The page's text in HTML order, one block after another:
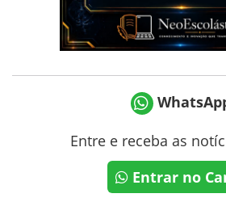
Entre e receba as
Entrar no